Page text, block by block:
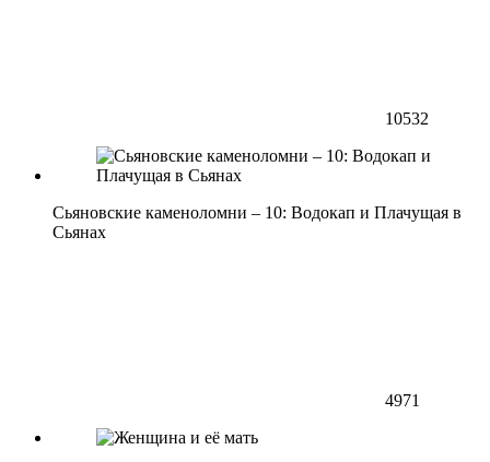
10532
Сьяновские каменоломни – 10: Водокап и Плачущая в
Сьянах
4971